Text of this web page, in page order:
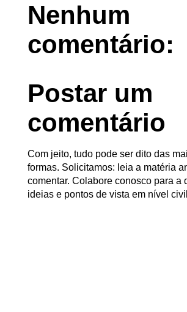
Nenhum
comentário:
Postar um
comentário
Com jeito, tudo pode ser dito das
formas. Solicitamos: leia a matéria
comentar. Colabore conosco para a
ideias e pontos de vista em nível